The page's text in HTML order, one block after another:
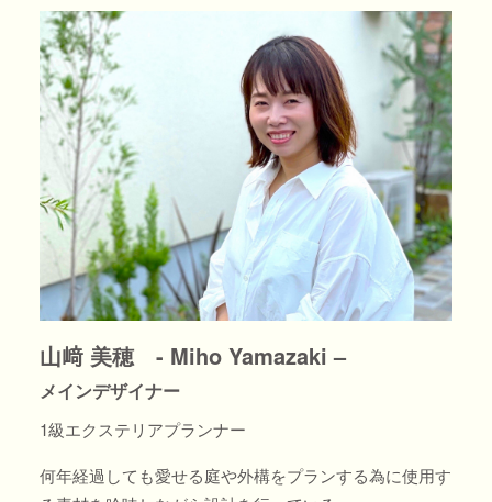
山﨑 美穂 - Miho Yamazaki –
メインデザイナー
1級エクステリアプランナー
何年経過しても愛せる庭や外構をプランする為に使用す